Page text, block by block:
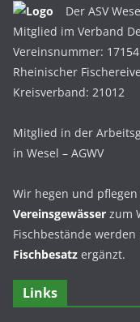
Der ASV
Mitglied im Verband
Vereinsnummer: 17154
Rheinischer
Kreisverband: 21012
Mitglied in der
in Wesel – AGWV
Wir hegen und
Vereinsgewässer zum
Fischbestände
Fischbesatz ergänzt.
Links